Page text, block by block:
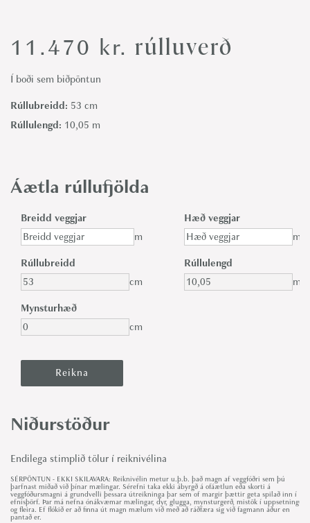
11.470 kr. rúlluverð
Í boði sem biðpöntun
Rúllubreidd: 53 cm
Rúllulengd: 10,05 m
Áætla rúllufjölda
Breidd veggjar
m
Hæð veggjar
m
Rúllubreidd
cm
Rúllulengd
m
Mynsturhæð
cm
Niðurstöður
Endilega stimplið tölur í reiknivélina
SÉRPÖNTUN - EKKI SKILAVARA: Reiknivélin metur u.þ.b. það magn af veggfóðri sem þú
þarfnast miðað við þínar mælingar. Sérefni taka ekki ábyrgð á ofáætlun eða skorti á
veggfóðursmagni á grundvelli þessara útreikninga þar sem of margir þættir geta spilað inn í
efnisþörf. Þar má nefna ónákvæmar mælingar, dyr, glugga, mynsturgerð, mistök í uppsetningu
og fleira. Ef flókið er að finna út magn mælum við með að ráðfæra sig við fagmann áður en
pantað er.